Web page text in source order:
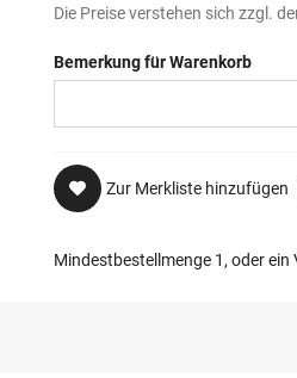
Die Preise verstehen sich zzgl.
Bemerkung für Warenkorb
Zur Merkliste hinzufügen
Mindestbestellmenge 1, oder ein